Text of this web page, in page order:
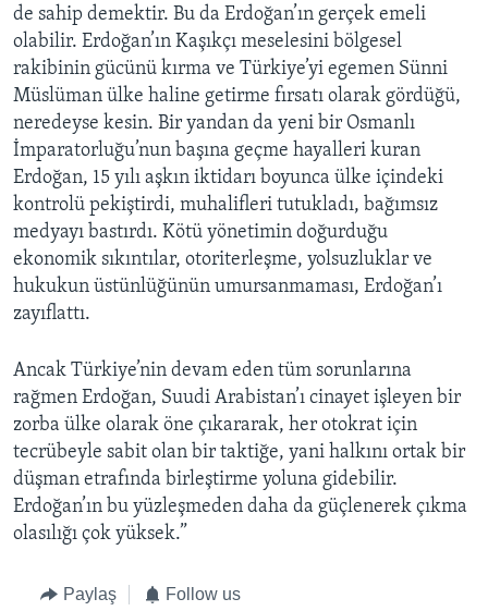
de sahip demektir. Bu da Erdoğan’ın gerçek emeli
olabilir. Erdoğan’ın Kaşıkçı meselesini bölgesel
rakibinin gücünü kırma ve Türkiye’yi egemen Sünni
Müslüman ülke haline getirme fırsatı olarak gördüğü,
neredeyse kesin. Bir yandan da yeni bir Osmanlı
İmparatorluğu’nun başına geçme hayalleri kuran
Erdoğan, 15 yılı aşkın iktidarı boyunca ülke içindeki
kontrolü pekiştirdi, muhalifleri tutukladı, bağımsız
medyayı bastırdı. Kötü yönetimin doğurduğu
ekonomik sıkıntılar, otoriterleşme, yolsuzluklar ve
hukukun üstünlüğünün umursanmaması, Erdoğan’ı
zayıflattı.
Ancak Türkiye’nin devam eden tüm sorunlarına
rağmen Erdoğan, Suudi Arabistan’ı cinayet işleyen bir
zorba ülke olarak öne çıkararak, her otokrat için
tecrübeyle sabit olan bir taktiğe, yani halkını ortak bir
düşman etrafında birleştirme yoluna gidebilir.
Erdoğan’ın bu yüzleşmeden daha da güçlenerek çıkma
olasılığı çok yüksek.”
Paylaş Follow us